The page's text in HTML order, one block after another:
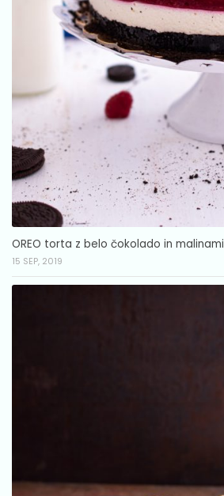
OREO torta z belo čokolado in malinami
15 SEP, 2019